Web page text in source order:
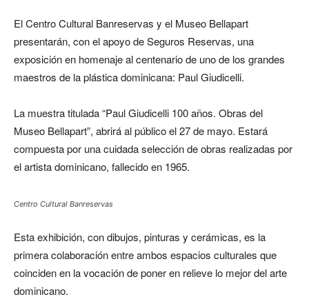
El Centro Cultural Banreservas y el Museo Bellapart
presentarán, con el apoyo de Seguros Reservas, una
exposición en homenaje al centenario de uno de los grandes
maestros de la plástica dominicana: Paul Giudicelli.
La muestra titulada “Paul Giudicelli 100 años. Obras del
Museo Bellapart”, abrirá al público el 27 de mayo. Estará
compuesta por una cuidada selección de obras realizadas por
el artista dominicano, fallecido en 1965.
Centro Cultural Banreservas
Esta exhibición, con dibujos, pinturas y cerámicas, es la
primera colaboración entre ambos espacios culturales que
coinciden en la vocación de poner en relieve lo mejor del arte
dominicano.